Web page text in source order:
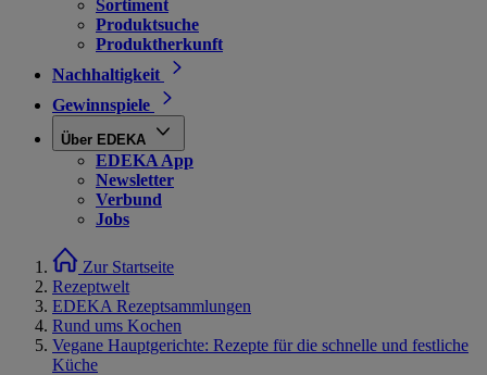
Sortiment
Produktsuche
Produktherkunft
Nachhaltigkeit
Gewinnspiele
Über EDEKA
EDEKA App
Newsletter
Verbund
Jobs
Zur Startseite
Rezeptwelt
EDEKA Rezeptsammlungen
Rund ums Kochen
Vegane Hauptgerichte: Rezepte für die schnelle und festliche
Küche